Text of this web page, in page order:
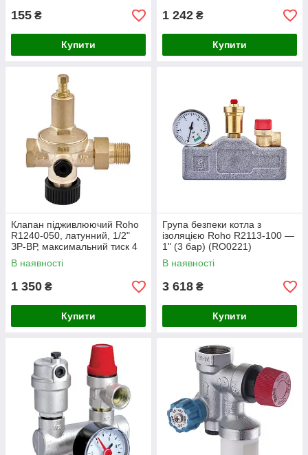
155 ₴
Купити
1 242 ₴
Купити
Клапан підживлюючий Roho
R1240-050, латунний, 1/2"
ЗР-ВР, максимальний тиск 4
бар
В наявності
1 350 ₴
Купити
Група безпеки котла з
ізоляцією Roho R2113-100 —
1" (3 бар) (RO0221)
В наявності
3 618 ₴
Купити